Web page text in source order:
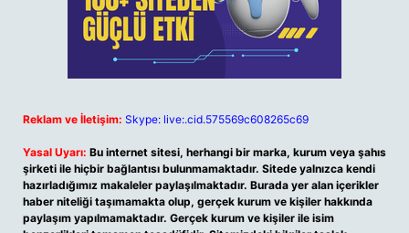
Reklam ve İletişim: Skype: live:.cid.575569c608265c69
Yasal Uyarı: Bu internet sitesi, herhangi bir marka, kurum veya şahıs
şirketi ile hiçbir bağlantısı bulunmamaktadır. Sitede yalnızca kendi
hazırladığımız makaleler paylaşılmaktadır. Burada yer alan içerikler
haber niteliği taşımamakta olup, gerçek kurum ve kişiler hakkında
paylaşım yapılmamaktadır. Gerçek kurum ve kişiler ile isim